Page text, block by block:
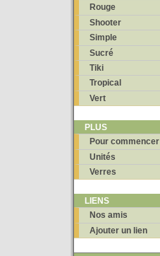
Rouge
Shooter
Simple
Sucré
Tiki
Tropical
Vert
PLUS
Pour commencer
Unités
Verres
LIENS
Nos amis
Ajouter un lien